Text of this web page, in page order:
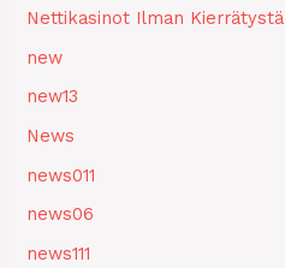
Nettikasinot Ilman Kierrätystä
new
new13
News
news011
news06
news111